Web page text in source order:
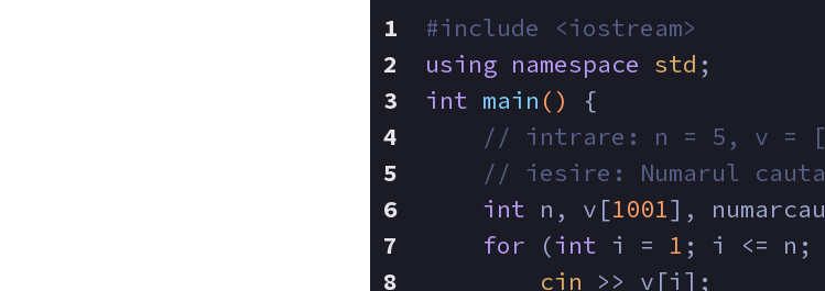
#include
<iostream>
using namespace std ;
int main ()
{
// intrare: n = 5, v = [2
// iesire: Numarul
int n, v[1001],
for (int i = 1 ; i <= n;
cin >> v[i];